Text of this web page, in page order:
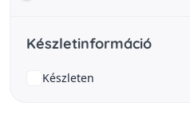
Készletinformáció
Készleten